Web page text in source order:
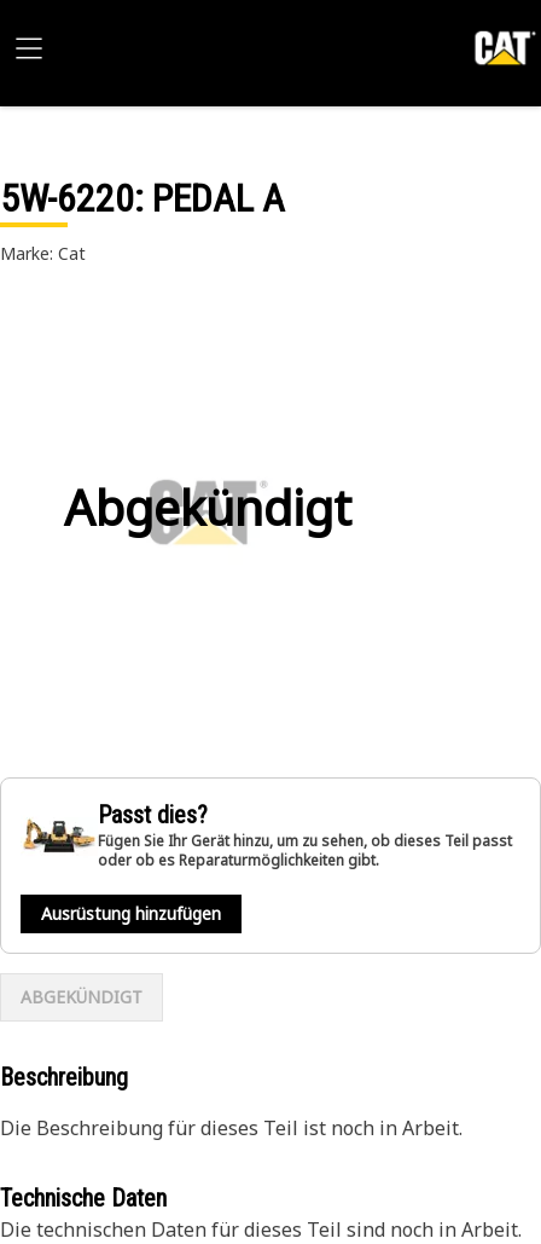
5W-6220: PEDAL A
Marke: Cat
Abgekündigt
Passt dies?
Fügen Sie Ihr Gerät hinzu, um zu sehen, ob dieses Teil passt
oder ob es Reparaturmöglichkeiten gibt.
Ausrüstung hinzufügen
ABGEKÜNDIGT
Beschreibung
Die Beschreibung für dieses Teil ist noch in Arbeit.
Technische Daten
Die technischen Daten für dieses Teil sind noch in Arbeit.